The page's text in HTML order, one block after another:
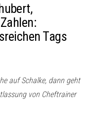
Tags
auf Schalke, dann geht
von Cheftrainer